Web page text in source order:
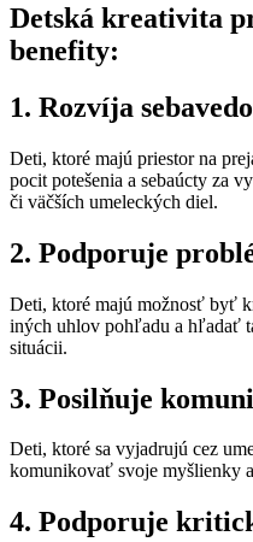
Detská kreativita
benefity:
1. Rozvíja
Deti, ktoré majú priestor na
pocit potešenia a sebaúcty za
či väčších umeleckých diel.
2. Podporuje
Deti, ktoré majú možnosť byť
iných uhlov pohľadu a hľadať
situácii.
3. Posilňuje
Deti, ktoré sa vyjadrujú cez
komunikovať svoje myšlienky
4. Podporuje